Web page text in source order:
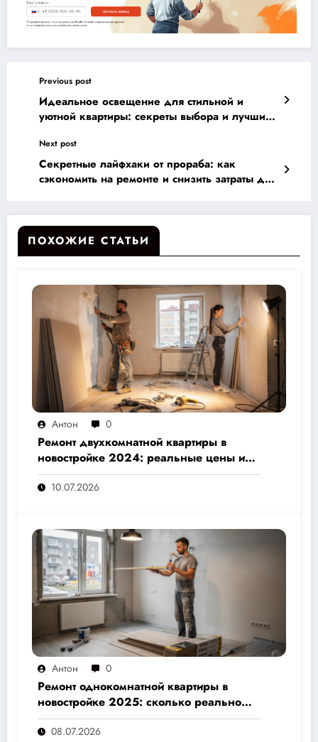
Previous post
Идеальное освещение для стильной и
уютной квартиры: секреты выбора и лучшие
Next post
Секретные лайфхаки от прораба: как
сэкономить на ремонте и снизить затраты до
ПОХОЖИЕ СТАТЬИ
Антон 0
Ремонт двухкомнатной квартиры в
новостройке 2024: реальные цены и
скрытые расходы, которые вам не
назовут подрядчики
10.07.2026
Антон 0
Ремонт однокомнатной квартиры в
новостройке 2025: сколько реально
стоит и как не переплатить — полный
расчёт от 500 000 рублей
08.07.2026